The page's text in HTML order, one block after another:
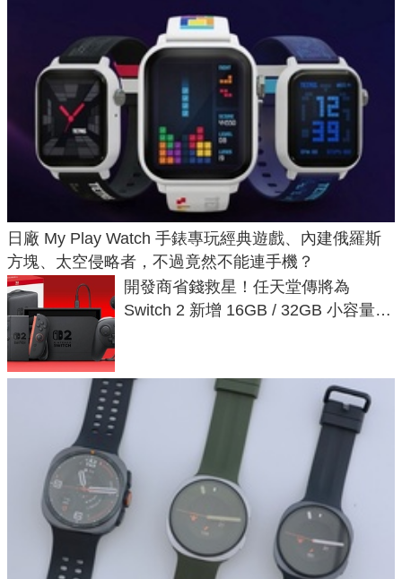
日廠 My Play Watch 手錶專玩經典遊戲、內建俄羅斯
方塊、太空侵略者，不過竟然不能連手機？
開發商省錢救星！任天堂傳將為
Switch 2 新增 16GB / 32GB 小容量遊